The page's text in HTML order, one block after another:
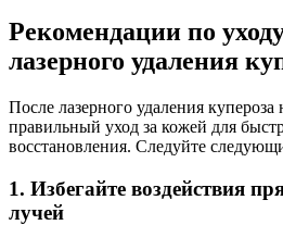
Рекомендации по
лазерного удаления
После лазерного удаления
правильный уход за кожей для
восстановления. Следуйте
1. Избегайте воздействия
лучей